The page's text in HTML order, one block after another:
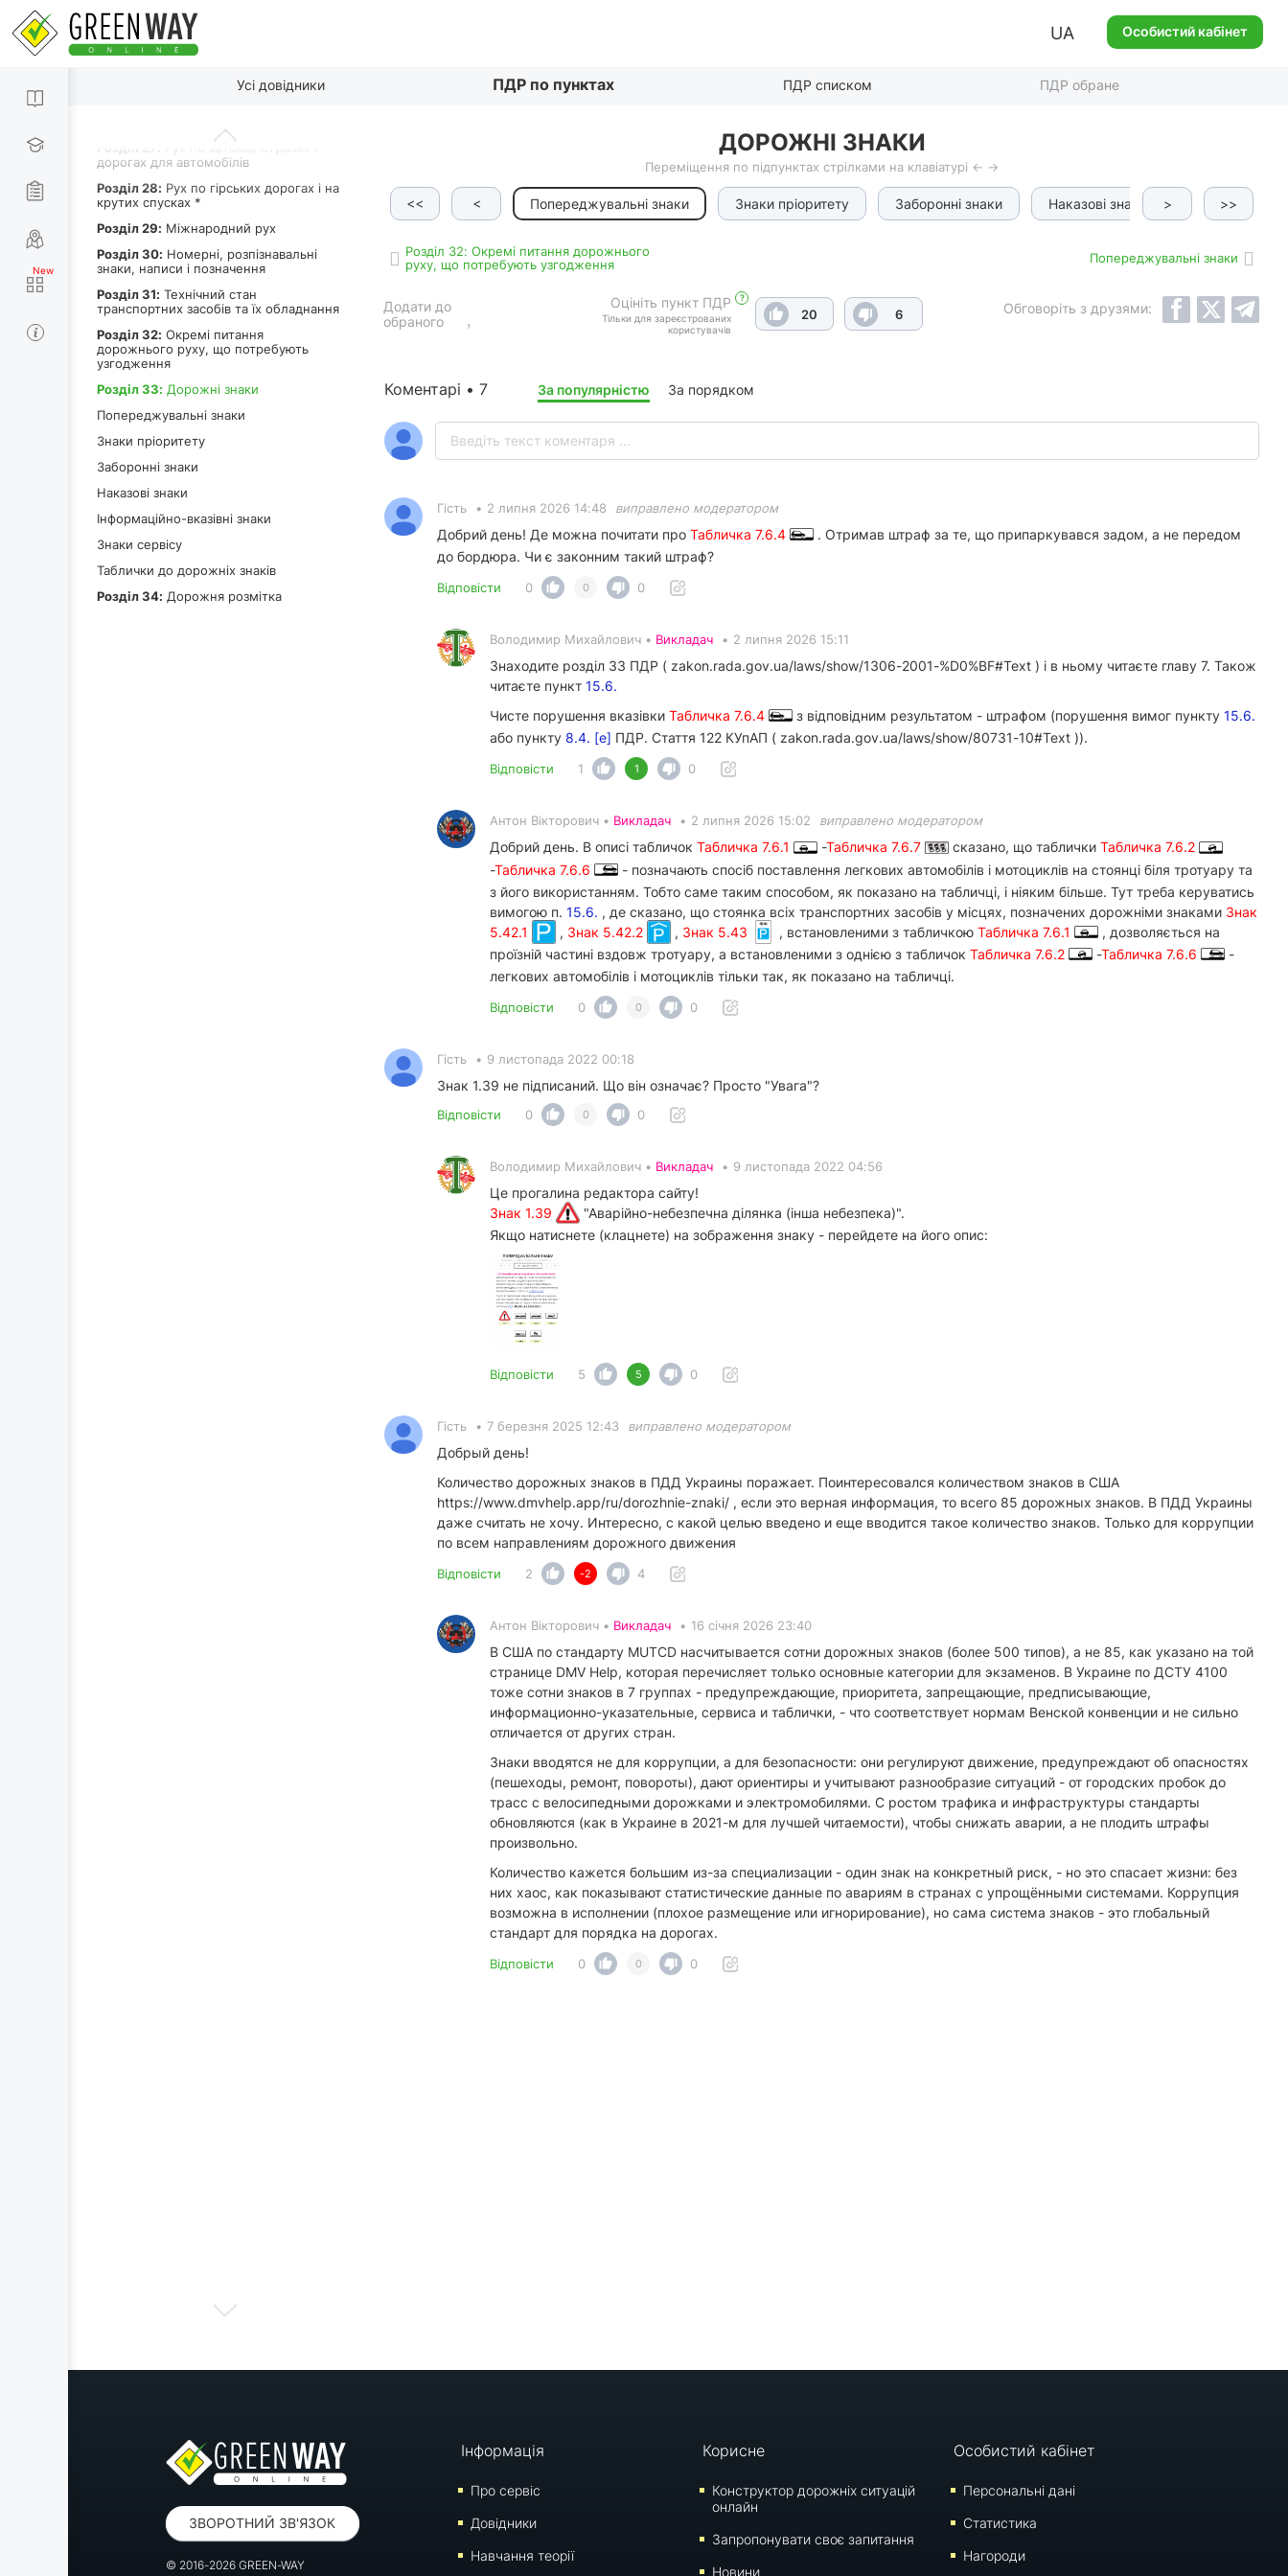
UA Особистий кабінет
Усі довідники ПДР по пунктах ПДР списком ПДР обране
експлуатація транспортних составів
Роздiл 24:Навчальна їзда
дорогах для автомобілів
Роздiл 28: Рух по гірських дорогах і на
крутих спусках *
Роздiл 29: Міжнародний рух
Роздiл 30: Номерні, розпізнавальні
знаки, написи і позначення
Роздiл 31: Технічний стан
транспортних засобів та їх обладнання
Роздiл 32: Окремі питання
дорожнього руху, що потребують
узгодження
Роздiл 33: Дорожні знаки
Попереджувальні знаки
Знаки пріоритету
Заборонні знаки
Наказові знаки
Інформаційно-вказівні знаки
Знаки сервісу
Таблички до дорожніх знаків
Роздiл 34: Дорожня розмітка
ДОРОЖНІ ЗНАКИ
Переміщення по підпунктах стрілками на клавіатурі ← →
<< < Попереджувальні знаки Знаки пріоритету Заборонні знаки Наказові знаки >>
>
Роздiл 32: Окремі питання дорожнього
руху, що потребують узгодження
Попереджувальні знаки
Оцініть пункт ПДР ?
Тільки для зареєстрованих
користувачів
20 6
Додати до
обраного
Обговоріть з друзями:
Коментарі • 7 За популярністю За порядком
Гість • 2 липня 2026 14:48 виправлено модератором
Добрий день! Де можна почитати про Табличка 7.6.4
. Отримав штраф за те, що припаркувався задом, а не передом
до бордюра. Чи є законним такий штраф?
Відповісти 0 0 0
Володимир Михайлович • Викладач • 2 липня 2026 15:11
Знаходите розділ 33 ПДР ( zakon.rada.gov.ua/laws/show/1306-2001-%D0%BF#Text ) і в ньому читаєте главу 7. Також
читаєте пункт 15.6.
Чисте порушення вказівки Табличка 7.6.4 з відповідним результатом - штрафом (порушення вимог пункту 15.6.
або пункту 8.4. [е] ПДР. Стаття 122 КУпАП ( zakon.rada.gov.ua/laws/show/80731-10#Text )).
Відповісти 1 1 0
Антон Вікторович • Викладач • 2 липня 2026 15:02 виправлено модератором
Добрий день. В описі табличок Табличка 7.6.1 -Табличка 7.6.7 сказано, що таблички Табличка 7.6.2
-Табличка 7.6.6
- позначають спосіб поставлення легкових автомобілів і мотоциклів на стоянці біля тротуару та
з його використанням. Тобто саме таким способом, як показано на табличці, і ніяким більше. Тут треба керуватись
вимогою п. 15.6. , де сказано, що стоянка всіх транспортних засобів у місцях, позначених дорожніми знаками Знак
5.42.1
, Знак 5.42.2 , Знак 5.43 , встановленими з табличкою Табличка 7.6.1
, дозволяється на
проїзній частині вздовж тротуару, а встановленими з однією з табличок Табличка 7.6.2 -Табличка 7.6.6
-
легкових автомобілів і мотоциклів тільки так, як показано на табличці.
Відповісти 0 0 0
Гість • 9 листопада 2022 00:18
Знак 1.39 не підписаний. Що він означає? Просто "Увага"?
Відповісти 0 0 0
Володимир Михайлович • Викладач • 9 листопада 2022 04:56
Це прогалина редактора сайту!
Знак 1.39
"Аварійно-небезпечна ділянка (інша небезпека)".
Якщо натиснете (клацнете) на зображення знаку - перейдете на його опис:
Відповісти 5 5 0
Гість • 7 березня 2025 12:43 виправлено модератором
Добрый день!
Количество дорожных знаков в ПДД Украины поражает. Поинтересовался количеством знаков в США
https://www.dmvhelp.app/ru/dorozhnie-znaki/ , если это верная информация, то всего 85 дорожных знаков. В ПДД Украины
даже считать не хочу. Интересно, с какой целью введено и еще вводится такое количество знаков. Только для коррупции
по всем направлениям дорожного движения
Відповісти 2 -2 4
Антон Вікторович • Викладач • 16 січня 2026 23:40
В США по стандарту MUTCD насчитывается сотни дорожных знаков (более 500 типов), а не 85, как указано на той
странице DMV Help, которая перечисляет только основные категории для экзаменов. В Украине по ДСТУ 4100
тоже сотни знаков в 7 группах - предупреждающие, приоритета, запрещающие, предписывающие,
информационно-указательные, сервиса и таблички, - что соответствует нормам Венской конвенции и не сильно
отличается от других стран.
​Знаки вводятся не для коррупции, а для безопасности: они регулируют движение, предупреждают об опасностях
(пешеходы, ремонт, повороты), дают ориентиры и учитывают разнообразие ситуаций - от городских пробок до
трасс с велосипедными дорожками и электромобилями. С ростом трафика и инфраструктуры стандарты
обновляются (как в Украине в 2021-м для лучшей читаемости), чтобы снижать аварии, а не плодить штрафы
произвольно.
​Количество кажется большим из-за специализации - один знак на конкретный риск, - но это спасает жизни: без
них хаос, как показывают статистические данные по авариям в странах с упрощёнными системами. Коррупция
возможна в исполнении (плохое размещение или игнорирование), но сама система знаков - это глобальный
стандарт для порядка на дорогах.
Відповісти 0 0 0
ЗВОРОТНИЙ ЗВ'ЯЗОК
© 2016-2026 GREEN-WAY
Інформація
Про сервіс
Довідники
Навчання теорії
Корисне
Конструктор дорожніх ситуацій
онлайн
Запропонувати своє запитання
Новини
Особистий кабінет
Персональні дані
Статистика
Нагороди